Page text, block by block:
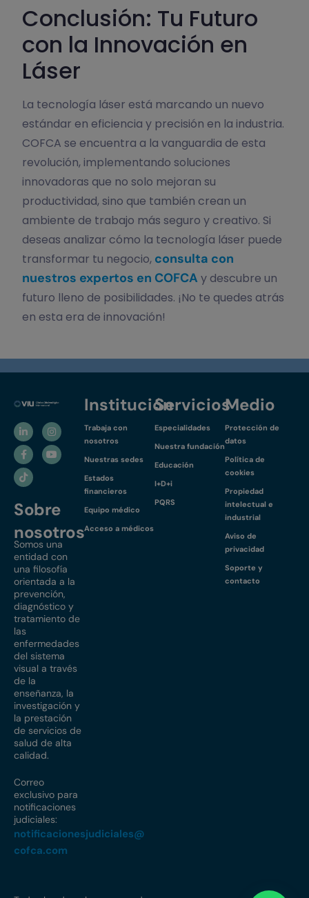
Conclusión: Tu Futuro
con la Innovación en
Láser
La tecnología láser está marcando un nuevo
estándar en eficiencia y precisión en la industria.
COFCA se encuentra a la vanguardia de esta
revolución, implementando soluciones
innovadoras que no solo mejoran su
productividad, sino que también crean un
ambiente de trabajo más seguro y creativo. Si
deseas analizar cómo la tecnología láser puede
transformar tu negocio, consulta con
nuestros expertos en COFCA y descubre un
futuro lleno de posibilidades. ¡No te quedes atrás
en esta era de innovación!
Sobre
nosotros
Somos una
entidad con
una filosofía
orientada a la
prevención,
diagnóstico y
tratamiento de
las
enfermedades
del sistema
visual a través
de la
enseñanza, la
investigación y
la prestación
de servicios de
salud de alta
calidad.
Correo
exclusivo para
notificaciones
judiciales:
notificacionesjudiciales@
cofca.com
Institución
Trabaja con
nosotros
Nuestras sedes
Estados
financieros
Equipo médico
Acceso a médicos
Servicios
Especialidades
Nuestra fundación
Educación
I+D+i
PQRS
Medio
Protección de
datos
Política de
cookies
Propiedad
intelectual e
industrial
Aviso de
privacidad
Soporte y
contacto